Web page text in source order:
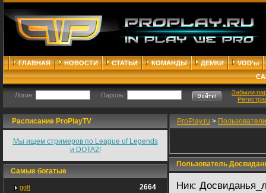
ГЛАВНАЯ НОВОСТИ СТАТЬИ КОМАНДЫ ДЕМКИ
VOD'ы
Логин: Пароль:
Забыли
Расписание ProPlayTV
Мы ищем стримеров по League of Legends
и DOTA2!
Самые богатые
ggtt 2664
ProPlay.ru > Пользователи
Пользователь
Ник: